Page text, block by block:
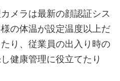
メラは最新の顔認証シス
の体温が設定温度以上だ
り、従業員の出入り時の
健康管理に役立てたり